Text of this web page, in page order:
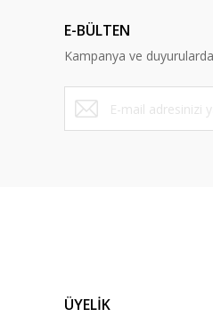
Ürün bilgilerinde
Ürün fiyatı diğer
Bu ürüne benzer
E-BÜLTEN
Kampanya ve
ÜYELİK